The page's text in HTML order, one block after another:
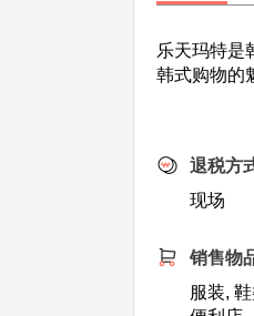
乐天玛特是
韩式购物的
退税方
现场
销售物
服装,